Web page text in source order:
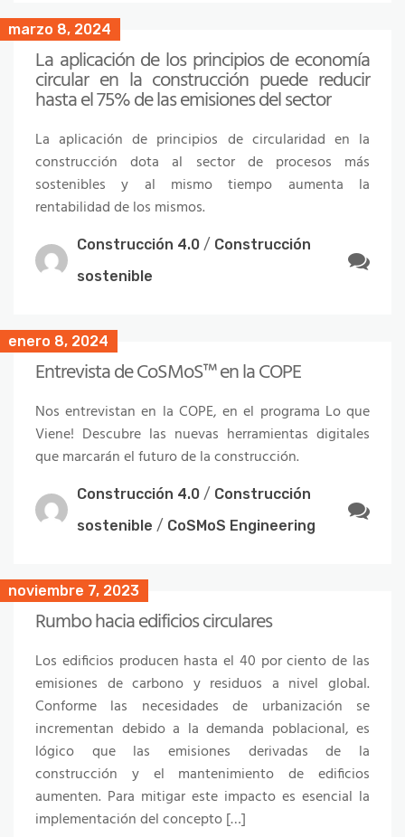
marzo 8, 2024
La aplicación de los principios de economía
circular en la construcción puede reducir
hasta el 75% de las emisiones del sector
La aplicación de principios de circularidad en la
construcción dota al sector de procesos más
sostenibles y al mismo tiempo aumenta la
rentabilidad de los mismos.
Construcción 4.0 / Construcción
sostenible
enero 8, 2024
Entrevista de CoSMoS™ en la COPE
Nos entrevistan en la COPE, en el programa Lo que
Viene! Descubre las nuevas herramientas digitales
que marcarán el futuro de la construcción.
Construcción 4.0 / Construcción
sostenible / CoSMoS Engineering
noviembre 7, 2023
Rumbo hacia edificios circulares
Los edificios producen hasta el 40 por ciento de las
emisiones de carbono y residuos a nivel global.
Conforme las necesidades de urbanización se
incrementan debido a la demanda poblacional, es
lógico que las emisiones derivadas de la
construcción y el mantenimiento de edificios
aumenten. Para mitigar este impacto es esencial la
implementación del concepto […]